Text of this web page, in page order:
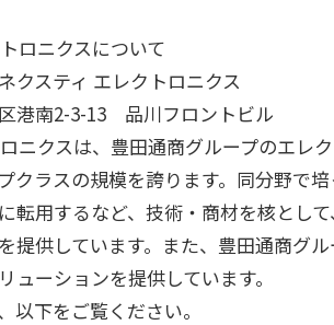
ロニクスについて
クスティ エレクトロニクス
港南2-3-13 品川フロントビル
ニクスは、豊田通商グループのエレ
クラスの規模を誇ります。同分野で
転用するなど、技術・商材を核とし
提供しています。また、豊田通商グ
ューションを提供しています。
以下をご覧ください。